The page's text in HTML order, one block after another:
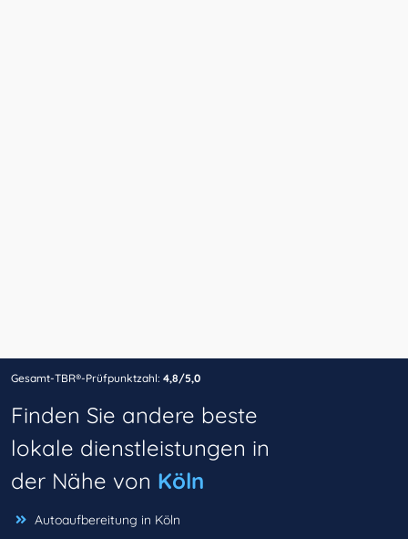
Gesamt-TBR®-Prüfpunktzahl: 4,8/5,0
Finden Sie andere beste
lokale dienstleistungen in
der Nähe von Köln
Autoaufbereitung in Köln